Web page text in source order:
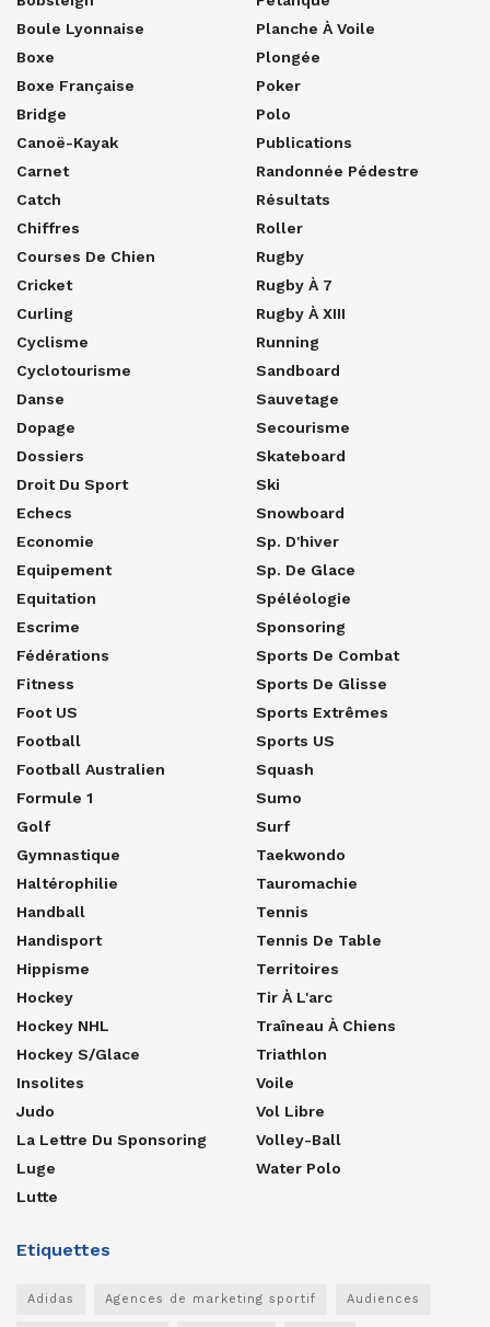
Boule Lyonnaise
Boxe
Boxe Française
Bridge
Canoë-Kayak
Carnet
Catch
Chiffres
Courses De Chien
Cricket
Curling
Cyclisme
Cyclotourisme
Danse
Dopage
Dossiers
Droit Du Sport
Echecs
Economie
Equipement
Equitation
Escrime
Fédérations
Fitness
Foot US
Football
Football Australien
Formule 1
Golf
Gymnastique
Haltérophilie
Handball
Handisport
Hippisme
Hockey
Hockey NHL
Hockey S/glace
Insolites
Judo
La Lettre Du Sponsoring
Luge
Lutte
Planche À Voile
Plongée
Poker
Polo
Publications
Randonnée Pédestre
Résultats
Roller
Rugby
Rugby À 7
Rugby À XIII
Running
Sandboard
Sauvetage
Secourisme
Skateboard
Ski
Snowboard
Sp. D'hiver
Sp. De Glace
Spéléologie
Sponsoring
Sports De Combat
Sports De Glisse
Sports Extrêmes
Sports US
Squash
Sumo
Surf
Taekwondo
Tauromachie
Tennis
Tennis De Table
Territoires
Tir À L'arc
Traîneau À Chiens
Triathlon
Voile
Vol Libre
Volley-Ball
Water Polo
Etiquettes
Adidas Agences de marketing sportif Audiences